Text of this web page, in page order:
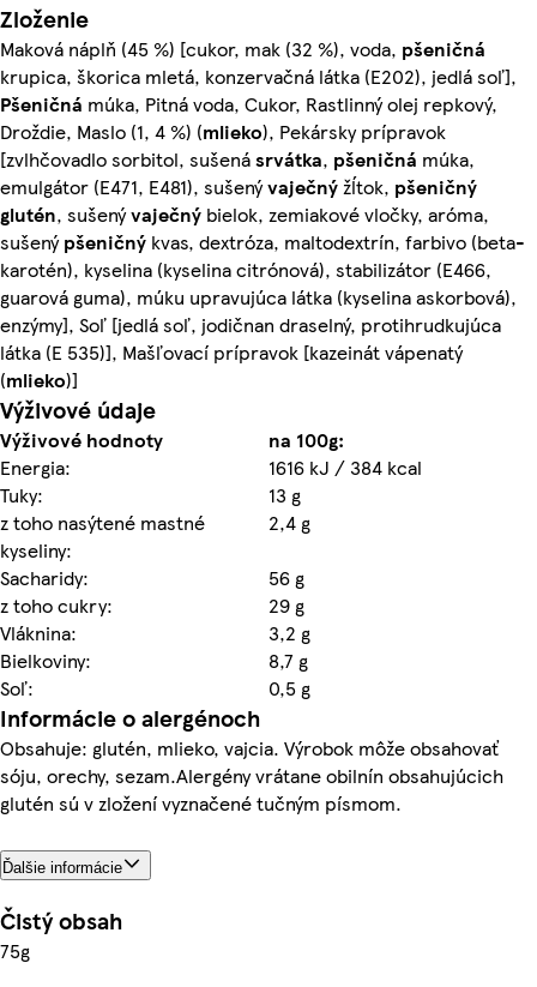
Zloženie
Maková náplň (45 %) [cukor, mak (32 %), voda, pšeničná
krupica, škorica mletá, konzervačná látka (E202), jedlá soľ],
Pšeničná múka, Pitná voda, Cukor, Rastlinný olej repkový,
Droždie, Maslo (1, 4 %) (mlieko), Pekársky prípravok
[zvlhčovadlo sorbitol, sušenásrvátka, pšeničná múka,
emulgátor (E471, E481), sušenývaječnýžĺtok, pšeničný
glutén, sušenývaječný bielok, zemiakové vločky, aróma,
sušenýpšeničný kvas, dextróza, maltodextrín, farbivo (beta-
karotén), kyselina (kyselina citrónová), stabilizátor (E466,
guarová guma), múku upravujúca látka (kyselina askorbová),
enzýmy], Soľ [jedlá soľ, jodičnan draselný, protihrudkujúca
látka (E 535)], Mašľovací prípravok [kazeinát vápenatý
(mlieko)]
Výživové údaje
Výživové hodnoty
na 100g:
Energia:
1616 kJ / 384 kcal
Tuky:
13 g
z toho nasýtené mastné
kyseliny:
2,4 g
Sacharidy:
56 g
z toho cukry:
29 g
Vláknina:
3,2 g
Bielkoviny:
8,7 g
Soľ:
0,5 g
Informácie o alergénoch
Obsahuje: glutén, mlieko, vajcia. Výrobok môže obsahovať
sóju, orechy, sezam.Alergény vrátane obilnín obsahujúcich
glutén sú v zložení vyznačené tučným písmom.
Ďalšie informácie
Čistý obsah
75g